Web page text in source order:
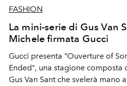
FASHION
La mini-serie di Gus Van
Michele firmata Gucci
Gucci presenta "Ouverture of
Ended", una stagione composta
Gus Van Sant che svelerà mano